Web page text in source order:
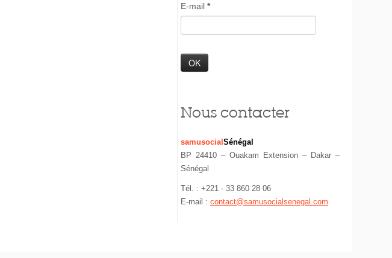
E-mail *
Nous contacter
samusocial Sénégal
BP 24410 – Ouakam Extension – Dakar –
Sénégal
Tél. : +221 - 33 860 28 06
E-mail : contact@samusocialsenegal.com